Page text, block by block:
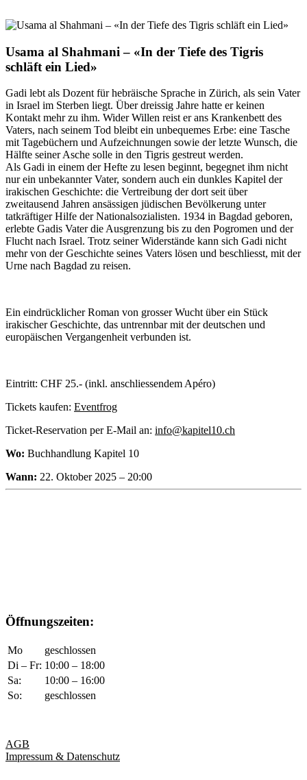
Usama al Shahmani – «In der Tiefe des Tigris
schläft ein Lied»
Gadi lebt als Dozent für hebräische Sprache in Zürich, als sein Vater
in Israel im Sterben liegt. Über dreissig Jahre hatte er keinen
Kontakt mehr zu ihm. Wider Willen reist er ans Krankenbett des
Vaters, nach seinem Tod bleibt ein unbequemes Erbe: eine Tasche
mit Tagebüchern und Aufzeichnungen sowie der letzte Wunsch, die
Hälfte seiner Asche solle in den Tigris gestreut werden.
Als Gadi in einem der Hefte zu lesen beginnt, begegnet ihm nicht
nur ein unbekannter Vater, sondern auch ein dunkles Kapitel der
irakischen Geschichte: die Vertreibung der dort seit über
zweitausend Jahren ansässigen jüdischen Bevölkerung unter
tatkräftiger Hilfe der Nationalsozialisten. 1934 in Bagdad geboren,
erlebte Gadis Vater die Ausgrenzung bis zu den Pogromen und der
Flucht nach Israel. Trotz seiner Widerstände kann sich Gadi nicht
mehr von der Geschichte seines Vaters lösen und beschliesst, mit der
Urne nach Bagdad zu reisen.
Ein eindrücklicher Roman von grosser Wucht über ein Stück
irakischer Geschichte, das untrennbar mit der deutschen und
europäischen Vergangenheit verbunden ist.
Eintritt: CHF 25.- (inkl. anschliessendem Apéro)
Tickets kaufen: Eventfrog
Ticket-Reservation per E-Mail an: info@kapitel10.ch
Wo: Buchhandlung Kapitel 10
Wann: 22. Oktober 2025 – 20:00
Öffnungszeiten:
Mo
geschlossen
Di – Fr: 10:00 – 18:00
Sa:
10:00 – 16:00
So:
geschlossen
AGB
Impressum & Datenschutz